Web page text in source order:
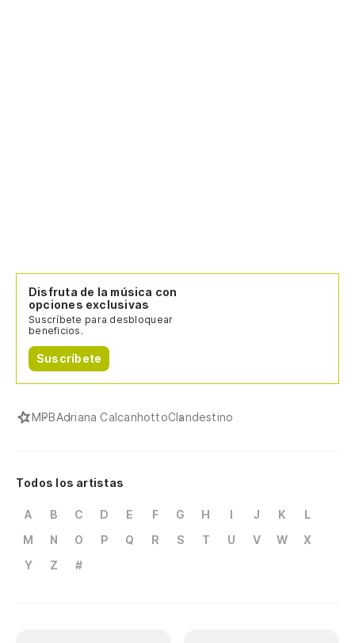
Disfruta de la música con
opciones exclusivas
Suscríbete para desbloquear
beneficios.
Suscríbete
MPBAdriana CalcanhottoClandestino
Todos los artistas
A B C D E F G H I J K
L
M
N O P Q R S T U V W
X
Y
Z #